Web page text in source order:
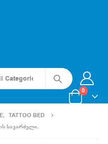
0
, TATTOO BED
ᲡᲐᲕᲐᲠᲫᲔᲚᲘ.